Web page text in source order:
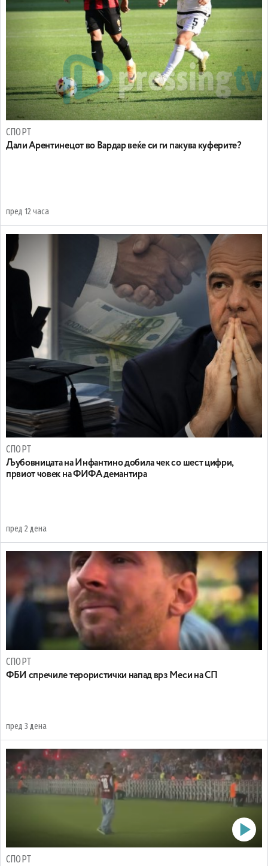
СПОРТ
Дали Арентинецот во Вардар веќе си ги пакува куферите?
пред 12 часа
СПОРТ
Љубовницата на Инфантино добила чек со шест цифри,
првиот човек на ФИФА демантира
пред 2 дена
СПОРТ
ФБИ спречиле терористички напад врз Меси на СП
пред 3 дена
СПОРТ